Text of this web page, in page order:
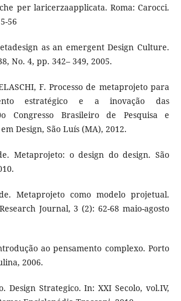
per laricerzaapplicata. Roma: Carocci.
56
as an emergent Design Culture.
No. 4, pp. 342– 349, 2005.
F. Processo de metaprojeto para
estratégico e a inovação das
Congresso Brasileiro de Pesquisa e
Design, São Luís (MA), 2012.
Metaprojeto: o design do design. São
Metaprojeto como modelo projetual.
Journal, 3 (2): 62-68 maio-agosto
ao pensamento complexo. Porto
2006.
Design Strategico. In: XXI Secolo, vol.IV,